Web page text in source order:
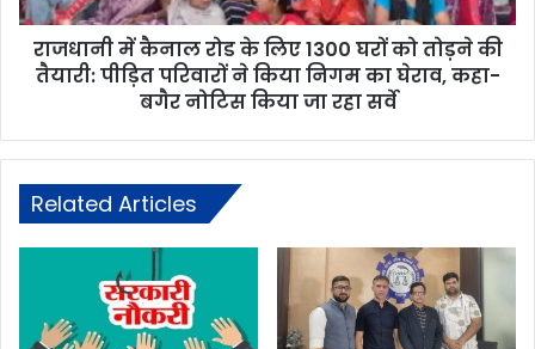
राजधानी में कैनाल रोड के लिए 1300 घरों को तोड़ने की
तैयारी: पीड़ित परिवारों ने किया निगम का घेराव, कहा-
बगैर नोटिस किया जा रहा सर्वे
Related Articles